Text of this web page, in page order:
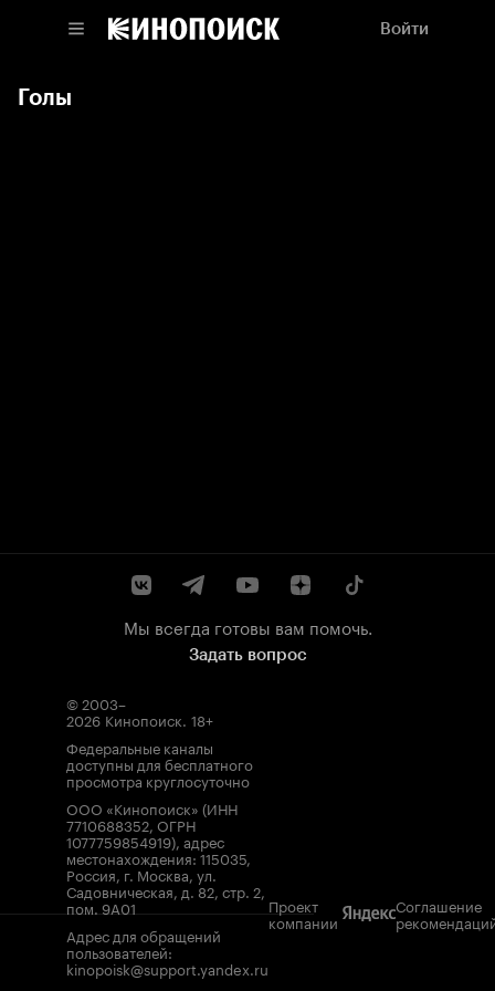
Войти
Голы
Мы всегда готовы вам помочь.
Задать вопрос
© 2003–
2026 Кинопоиск. 18+
Федеральные каналы
доступны для бесплатного
просмотра круглосуточно
ООО «Кинопоиск» (ИНН
7710688352, ОГРН
1077759854919), адрес
местонахождения: 115035,
Россия, г. Москва, ул.
Садовническая, д. 82, стр. 2,
пом. 9А01
Адрес для обращений
пользователей:
kinopoisk@support.yandex.ru
Проект
компании
Соглашение